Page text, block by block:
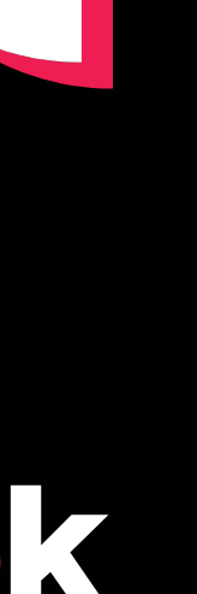
și design
dispoziție soluții
cu garanție
proiectul tău